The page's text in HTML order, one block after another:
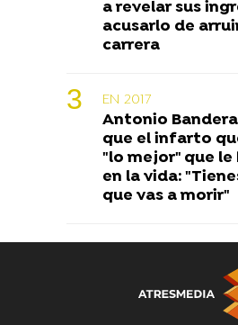
a revelar sus
acusarlo de
carrera
EN 2017
Antonio
que el infarto
"lo mejor" que le
en la vida:
que vas a morir"